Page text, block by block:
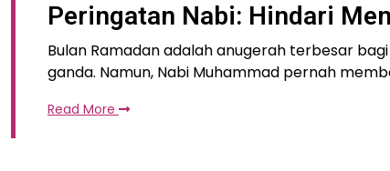
Peringatan Nabi: Hindari
Bulan Ramadan adalah anugerah terbesar
ganda. Namun, Nabi Muhammad pernah
Read More